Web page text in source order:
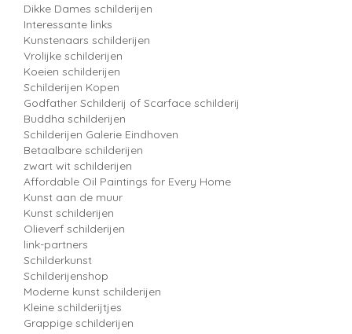
Dikke Dames schilderijen
Interessante links
Kunstenaars schilderijen
Vrolijke schilderijen
Koeien schilderijen
Schilderijen Kopen
Godfather Schilderij of Scarface schilderij
Buddha schilderijen
Schilderijen Galerie Eindhoven
Betaalbare schilderijen
zwart wit schilderijen
Affordable Oil Paintings for Every Home
Kunst aan de muur
Kunst schilderijen
Olieverf schilderijen
link-partners
Schilderkunst
Schilderijenshop
Moderne kunst schilderijen
Kleine schilderijtjes
Grappige schilderijen